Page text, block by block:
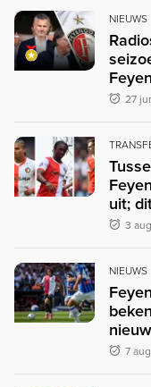
NIEUWS
27
uit;
3
NIEUWS
7